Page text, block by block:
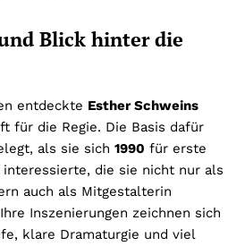
Blick hinter die
entdeckte Esther Schweins
für die Regie. Die Basis dafür
als sie sich 1990 für erste
die sie nicht nur als
auch als Mitgestalterin
Inszenierungen zeichnen sich
klare Dramaturgie und viel